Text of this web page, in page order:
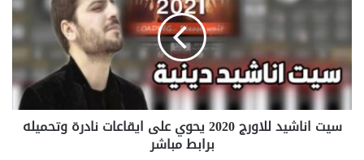
يحوي
على
ايقاعات
نادرة
وتحميله
برابط
سيت اناشيد للاورج 2020 يحوي على ايقاعات نادرة وتحميله
برابط مباشر